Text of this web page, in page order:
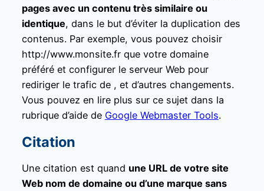
pages avec un contenu très similaire ou
identique, dans le but d’éviter la duplication des
contenus. Par exemple, vous pouvez choisir
http://www.monsite.fr que votre domaine
préféré et configurer le serveur Web pour
rediriger le trafic de , et d’autres changements.
Vous pouvez en lire plus sur ce sujet dans la
rubrique d’aide de Google Webmaster Tools.
Citation
Une citation est quand une URL de votre site
Web nom de domaine ou d’une marque sans